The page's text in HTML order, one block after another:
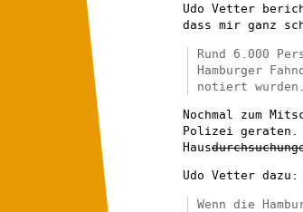
Udo Vetter
dass mir ganz
Rund 6.000
Hamburger
notiert wurden.
Nochmal zum
Polizei
Haus
Udo Vetter dazu:
Wenn die